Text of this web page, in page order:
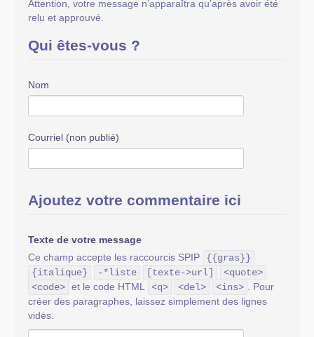
Attention, votre message n’apparaîtra qu’après avoir été
relu et approuvé.
Qui êtes-vous ?
Nom
Courriel (non publié)
Ajoutez votre commentaire ici
Texte de votre message
Ce champ accepte les raccourcis SPIP
{{gras}}
{italique}
-*liste [texte->url]
<quote>
<code> et le code HTML <q> <del> <ins>
. Pour
créer des paragraphes, laissez simplement des lignes
vides.